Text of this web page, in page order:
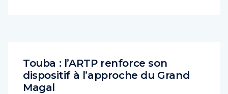
Touba : l’ARTP renforce son
dispositif à l’approche du Grand
Magal